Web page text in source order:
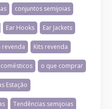
conjuntos semijoias
Ear Hooks Ear Jackets
revenda Kits revenda
o que comprar
Estação
Tendências semijoias